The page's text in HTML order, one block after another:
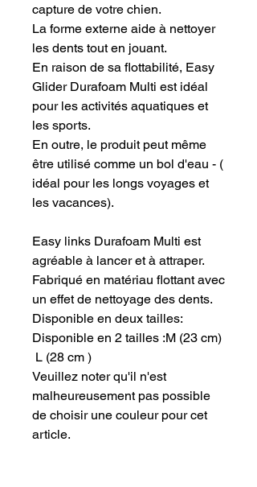
capture de votre chien.
La forme externe aide à nettoyer
les dents tout en jouant.
En raison de sa flottabilité, Easy
Glider Durafoam Multi est idéal
pour les activités aquatiques et
les sports.
En outre, le produit peut même
être utilisé comme un bol d'eau - (
idéal pour les longs voyages et
les vacances).
Easy links Durafoam Multi est
agréable à lancer et à attraper.
Fabriqué en matériau flottant avec
un effet de nettoyage des dents.
Disponible en deux tailles:
Disponible en 2 tailles :M (23 cm)
L (28 cm )
Veuillez noter qu'il n'est
malheureusement pas possible
de choisir une couleur pour cet
article.